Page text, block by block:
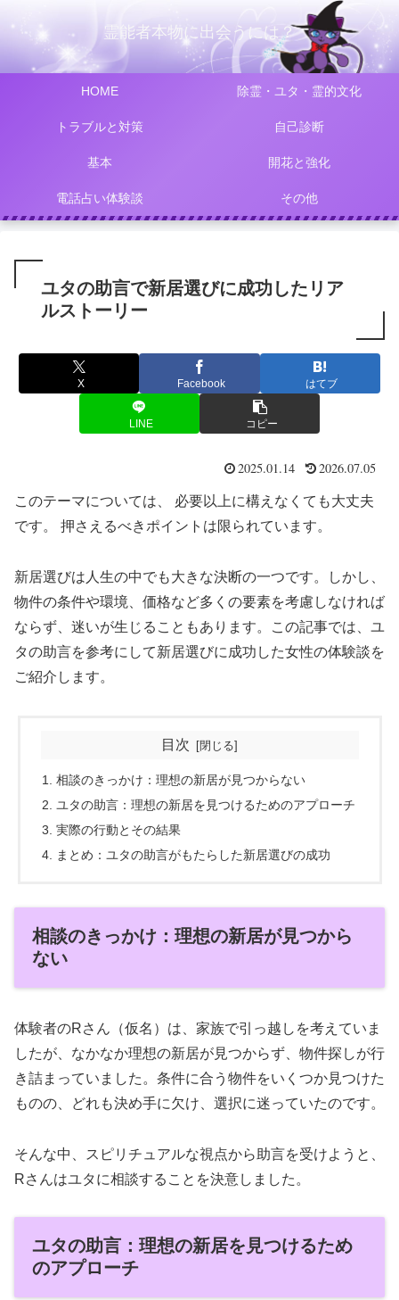
霊能者本物に出会うには？
HOME 除霊・ユタ・霊的文化
トラブルと対策 自己診断
基本 開花と強化
電話占い体験談 その他
ユタの助言で新居選びに成功したリア
ルストーリー
X Facebook はてブ
LINE コピー
2025.01.14 2026.07.05
このテーマについては、 必要以上に構えなくても大丈夫
です。 押さえるべきポイントは限られています。
新居選びは人生の中でも大きな決断の一つです。しかし、
物件の条件や環境、価格など多くの要素を考慮しなければ
ならず、迷いが生じることもあります。この記事では、ユ
タの助言を参考にして新居選びに成功した女性の体験談を
ご紹介します。
目次
相談のきっかけ：理想の新居が見つからない
ユタの助言：理想の新居を見つけるためのアプローチ
実際の行動とその結果
まとめ：ユタの助言がもたらした新居選びの成功
相談のきっかけ：理想の新居が見つから
ない
体験者のRさん（仮名）は、家族で引っ越しを考えていま
したが、なかなか理想の新居が見つからず、物件探しが行
き詰まっていました。条件に合う物件をいくつか見つけた
ものの、どれも決め手に欠け、選択に迷っていたのです。
そんな中、スピリチュアルな視点から助言を受けようと、
Rさんはユタに相談することを決意しました。
ユタの助言：理想の新居を見つけるため
のアプローチ